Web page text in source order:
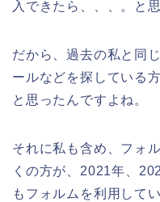
入できたら、、、。と
だから、過去の私と同
ールなどを探している
と思ったんですよね。
それに私も含め、フォ
くの方が、2021年、
もフォルムを利用して